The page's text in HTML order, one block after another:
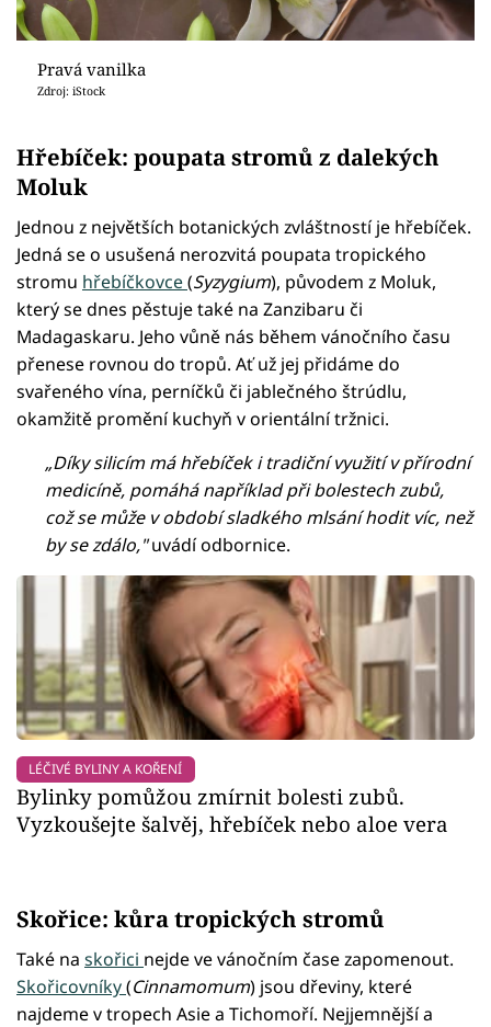
Pravá vanilka
Zdroj: iStock
Hřebíček: poupata stromů z dalekých
Moluk
Jednou z největších botanických zvláštností je hřebíček.
Jedná se o usušená nerozvitá poupata tropického
stromu hřebíčkovce(Syzygium), původem z Moluk,
který se dnes pěstuje také na Zanzibaru či
Madagaskaru. Jeho vůně nás během vánočního času
přenese rovnou do tropů. Ať už jej přidáme do
svařeného vína, perníčků či jablečného štrúdlu,
okamžitě promění kuchyň v orientální tržnici.
„Díky silicím má hřebíček i tradiční využití v přírodní
medicíně, pomáhá například při bolestech zubů,
což se může v období sladkého mlsání hodit víc, než
by se zdálo,"uvádí odbornice.
LÉČIVÉ BYLINY A KOŘENÍ
Bylinky pomůžou zmírnit bolesti zubů.
Vyzkoušejte šalvěj, hřebíček nebo aloe vera
Skořice: kůra tropických stromů
Také na skořici nejde ve vánočním čase zapomenout.
Skořicovníky(Cinnamomum) jsou dřeviny, které
najdeme v tropech Asie a Tichomoří. Nejjemnější a